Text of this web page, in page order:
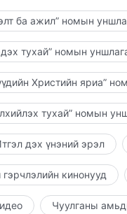
Сатаны уур
муу уг чанарын
ёрын зүйлсийн
ба ажил” номын
тухай” номын
Христийн яриа”
тухай” номын
дэх үнэний эрэл
кинонууд
Чуулганы